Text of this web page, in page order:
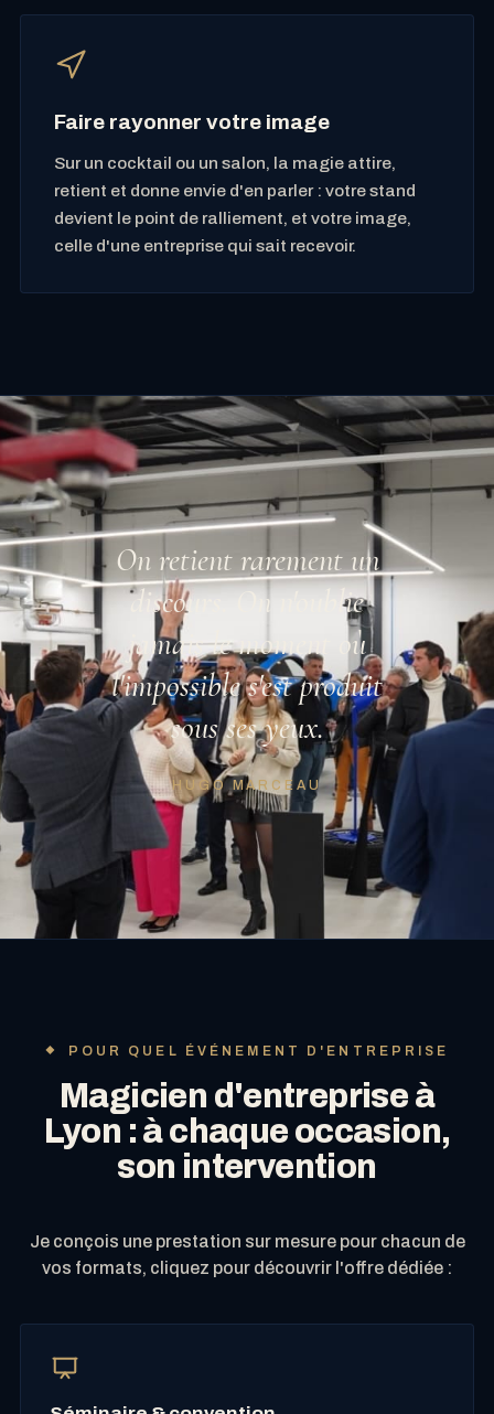
Faire rayonner votre image
Sur un cocktail ou un salon, la magie attire,
retient et donne envie d'en parler : votre stand
devient le point de ralliement, et votre image,
celle d'une entreprise qui sait recevoir.
On retient rarement un
discours. On n'oublie
jamais le moment où
l'impossible s'est produit
sous ses yeux.
HUGO MARCEAU
POUR QUEL ÉVÉNEMENT D'ENTREPRISE
Magicien d'entreprise à
Lyon : à chaque occasion,
son intervention
Je conçois une prestation sur mesure pour chacun de
vos formats, cliquez pour découvrir l'offre dédiée :